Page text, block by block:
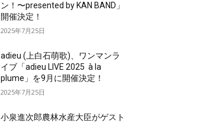
ン！〜presented by KAN BAND」
開催決定！
2025年7月25日
adieu (上白石萌歌)、ワンマンラ
イブ「adieu LIVE 2025 à la
plume」を9月に開催決定！
2025年7月25日
小泉進次郎農林水産大臣がゲスト